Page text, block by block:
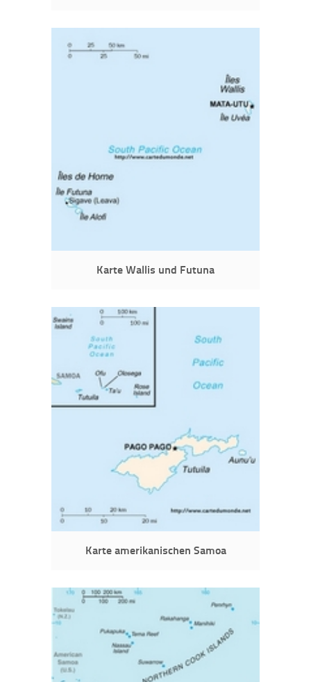
Karte Wallis und Futuna
Karte amerikanischen Samoa